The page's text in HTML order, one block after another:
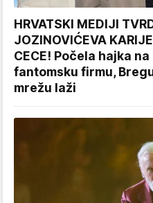
HRVATSKI MEDIJI
JOZINOVIĆEVA
CECE! Počela hajka
fantomsku firmu,
mrežu laži